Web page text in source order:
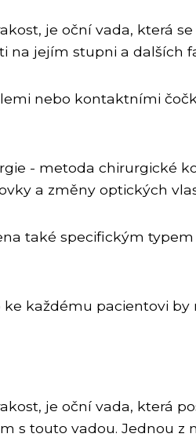
je oční vada, která
na jejím stupni a dalších
nebo kontaktními
- metoda chirurgické
a změny optických
také specifickým
každému pacientovi
je oční vada, která
s touto vadou. Jednou